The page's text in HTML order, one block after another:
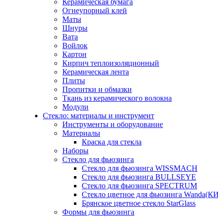
Керамическая бумага
Огнеупорный клей
Маты
Шнуры
Вата
Войлок
Картон
Кирпич теплоизоляционный
Керамическая лента
Плиты
Пропитки и обмазки
Ткань из керамического волокна
Модули
Стекло: материалы и инструмент
Инструменты и оборудование
Материалы
Краска для стекла
Наборы
Стекло для фьюзинга
Стекло для фьюзинга WISSMACH
Стекло для фьюзинга BULLSEYE
Стекло для фьюзинга SPECTRUM
Стекло цветное для фьюзинга
Брянское цветное стекло StarGlass
Формы для фьюзинга